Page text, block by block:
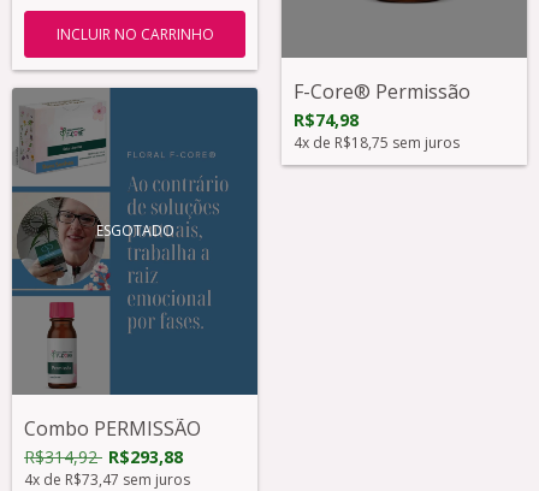
F-Core® Permissão
R$74,98
4x de R$18,75 sem juros
ESGOTADO
Combo PERMISSÃO
R$314,92 R$293,88
4x de R$73,47 sem juros